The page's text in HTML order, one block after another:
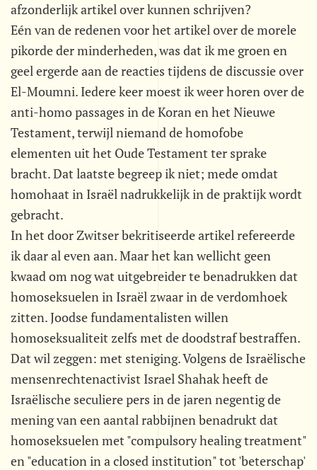
afzonderlijk artikel over kunnen schrijven?
Eén van de redenen voor het artikel over de morele
pikorde der minderheden, was dat ik me groen en
geel ergerde aan de reacties tijdens de discussie over
El-Moumni. Iedere keer moest ik weer horen over de
anti-homo passages in de Koran en het Nieuwe
Testament, terwijl niemand de homofobe
elementen uit het Oude Testament ter sprake
bracht. Dat laatste begreep ik niet; mede omdat
homohaat in Israël nadrukkelijk in de praktijk wordt
gebracht.
In het door Zwitser bekritiseerde artikel refereerde
ik daar al even aan. Maar het kan wellicht geen
kwaad om nog wat uitgebreider te benadrukken dat
homoseksuelen in Israël zwaar in de verdomhoek
zitten. Joodse fundamentalisten willen
homoseksualiteit zelfs met de doodstraf bestraffen.
Dat wil zeggen: met steniging. Volgens de Israëlische
mensenrechtenactivist Israel Shahak heeft de
Israëlische seculiere pers in de jaren negentig de
mening van een aantal rabbijnen benadrukt dat
homoseksuelen met "compulsory healing treatment"
en "education in a closed institution" tot 'beterschap'